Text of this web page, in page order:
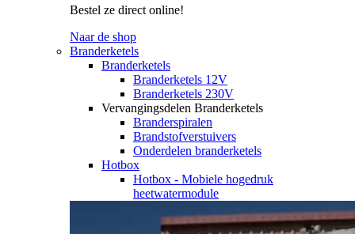
Bestel ze direct online!
Naar de shop
Branderketels
Branderketels
Branderketels 12V
Branderketels 230V
Vervangingsdelen Branderketels
Branderspiralen
Brandstofverstuivers
Onderdelen branderketels
Hotbox
Hotbox - Mobiele hogedruk
heetwatermodule